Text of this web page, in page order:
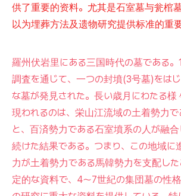
供了重要的资料。尤其是石室墓与瓮棺
以为埋葬方法及遗物研究提供标准的重要
羅州伏岩里にある三国時代の墓である。
調査を通じて、一つの封墳(3号墓)をは
な墓が発見された。長い歳月にわたる様
現われるのは、栄山江流域の土着勢力
と、百済勢力である石室墳系の人が融
続けた結果である。つまり、この地域に
力が土着勢力である馬韓勢力を支配し
定的な資料で、4～7世紀の集団墓の性